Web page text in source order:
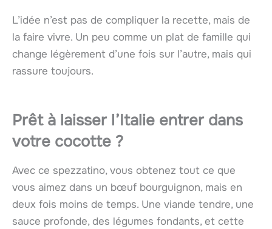
L’idée n’est pas de compliquer la recette, mais de
la faire vivre. Un peu comme un plat de famille qui
change légèrement d’une fois sur l’autre, mais qui
rassure toujours.
Prêt à laisser l’Italie entrer dans
votre cocotte ?
Avec ce spezzatino, vous obtenez tout ce que
vous aimez dans un bœuf bourguignon, mais en
deux fois moins de temps. Une viande tendre, une
sauce profonde, des légumes fondants, et cette